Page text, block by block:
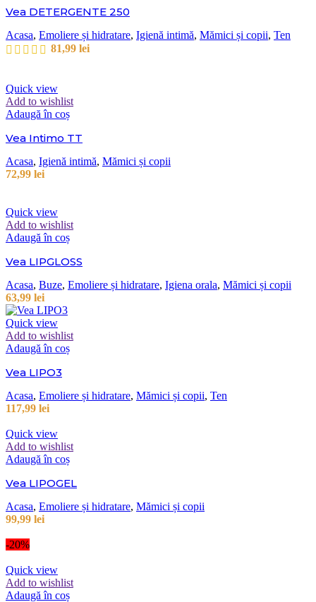
Vea DETERGENTE 250
Acasa, Emoliere și hidratare, Igienă intimă, Mămici și copii, Ten
81,99 lei
Quick view
Add to wishlist
Adaugă în coș
Vea Intimo TT
Acasa, Igienă intimă, Mămici și copii
72,99 lei
Quick view
Add to wishlist
Adaugă în coș
Vea LIPGLOSS
Acasa, Buze, Emoliere și hidratare, Igiena orala, Mămici și copii
63,99 lei
Quick view
Add to wishlist
Adaugă în coș
Vea LIPO3
Acasa, Emoliere și hidratare, Mămici și copii, Ten
117,99 lei
Quick view
Add to wishlist
Adaugă în coș
Vea LIPOGEL
Acasa, Emoliere și hidratare, Mămici și copii
99,99 lei
-20%
Quick view
Add to wishlist
Adaugă în coș